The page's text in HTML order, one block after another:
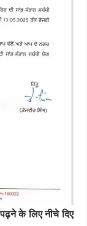
के लिए नीचे दिए